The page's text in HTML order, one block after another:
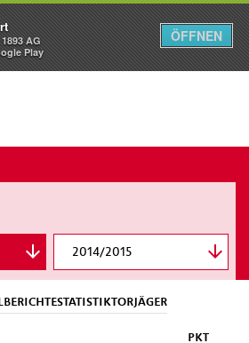
Menü
2014/2015
STATISTIKTORJÄGER
PKT
AG
Play
ÖFFNEN